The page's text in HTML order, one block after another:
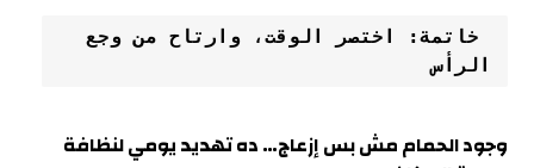
الرأس
وجود الحمام مش بس إزعاج… ده تهديد يومي لنظافة